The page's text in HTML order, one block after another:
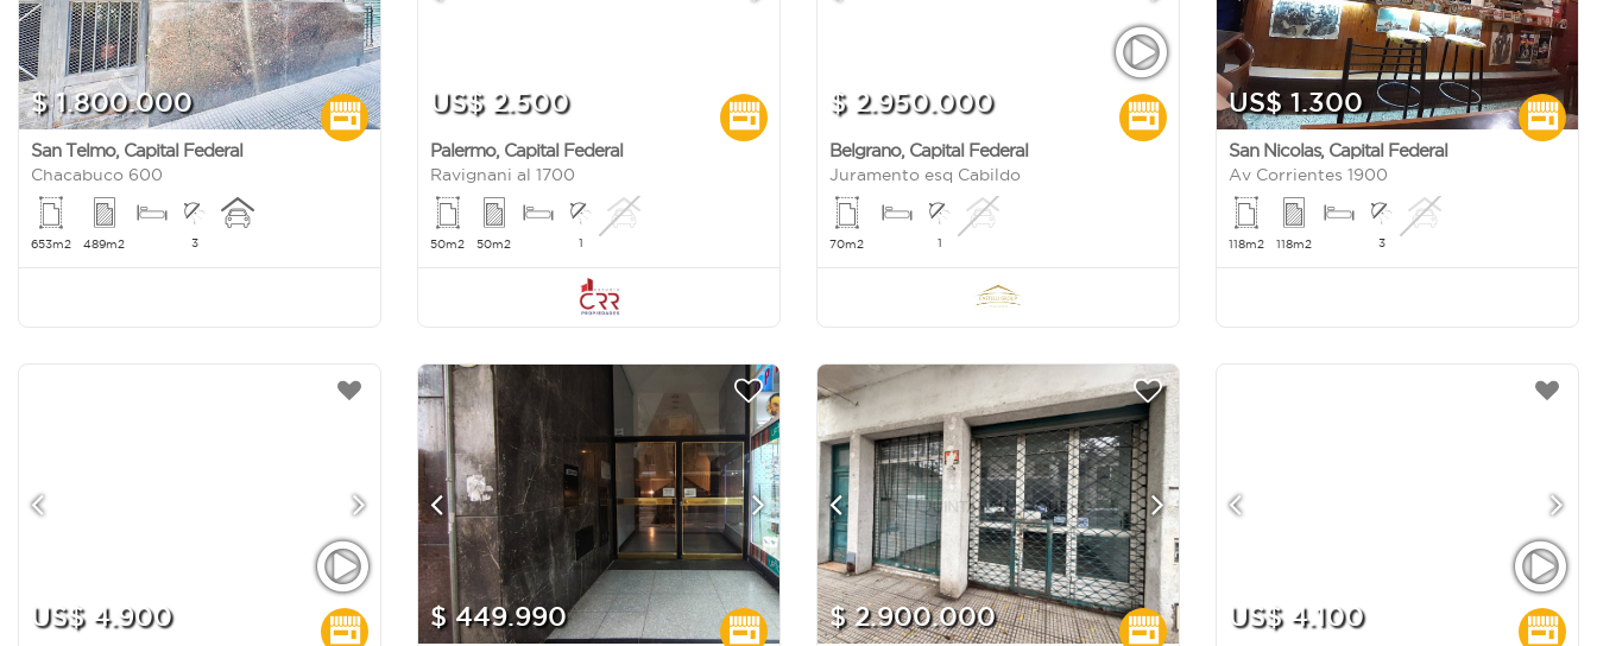
$ 1.800.000
San Telmo, Capital Federal
Chacabuco 600
653m2 489m2 3
US$ 2.500
Palermo, Capital Federal
Ravignani al 1700
50m2 50m2 1
$ 2.950.000
Belgrano, Capital Federal
Juramento esq Cabildo
70m2 1
US$ 1.300
San Nicolas, Capital Federal
Av Corrientes 1900
118m2 118m2 3
US$ 4.900 $ 449.990 $ 2.900.000 US$ 4.100